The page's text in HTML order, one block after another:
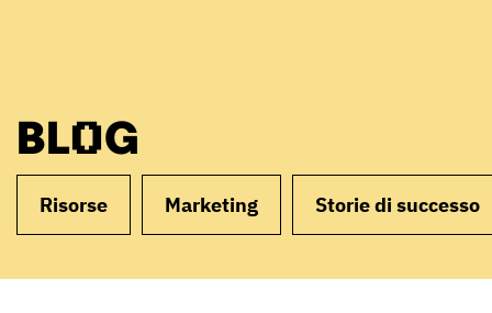
BLOG
Risorse Marketing Storie di successo